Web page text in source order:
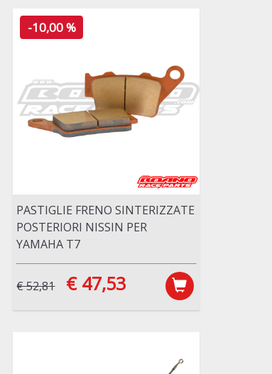
-10,00 %
PASTIGLIE FRENO SINTERIZZATE
POSTERIORI NISSIN PER
YAMAHA T7
€ 52,81 € 47,53